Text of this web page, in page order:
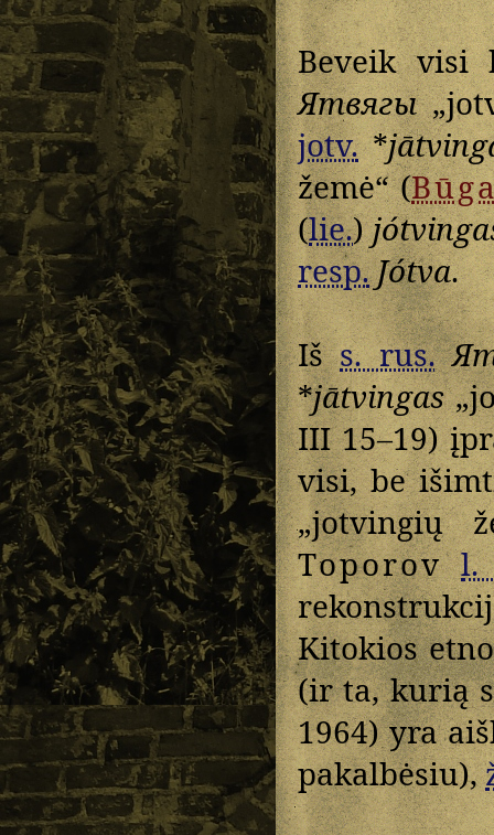
Beveik
Ятвягы
jotv.*
žemė“ (
(lie.)
resp.Jótva.
Išs. rus.
*jātvingas
III 15–19)
visi, be
„jotvingių
Toporov l.
Kitokios
(ir ta, kurią
1964) yra
pakalbėsiu),